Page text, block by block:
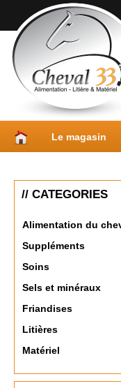
Le magasin
// CATEGORIES
Alimentation du
Suppléments
Soins
Sels et minéraux
Friandises
Litières
Matériel